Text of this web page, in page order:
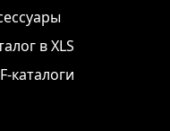
в XLS
каталоги